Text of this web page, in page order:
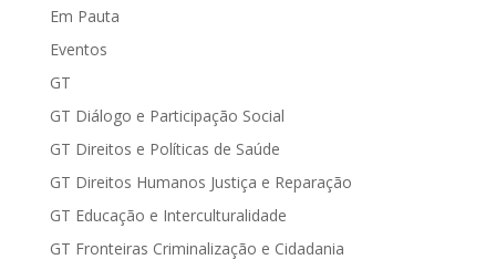
Em Pauta
Eventos
GT
GT Diálogo e Participação Social
GT Direitos e Políticas de Saúde
GT Direitos Humanos Justiça e Reparação
GT Educação e Interculturalidade
GT Fronteiras Criminalização e Cidadania